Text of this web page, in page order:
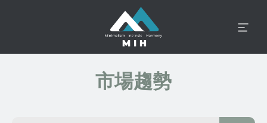
市場趨勢